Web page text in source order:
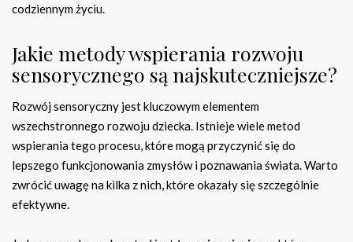
codziennym życiu.
Jakie metody wspierania rozwoju
sensorycznego są najskuteczniejsze?
Rozwój sensoryczny jest kluczowym elementem
wszechstronnego rozwoju dziecka. Istnieje wiele metod
wspierania tego procesu, które mogą przyczynić się do
lepszego funkcjonowania zmysłów i poznawania świata. Warto
zwrócić uwagę na kilka z nich, które okazały się szczególnie
efektywne.